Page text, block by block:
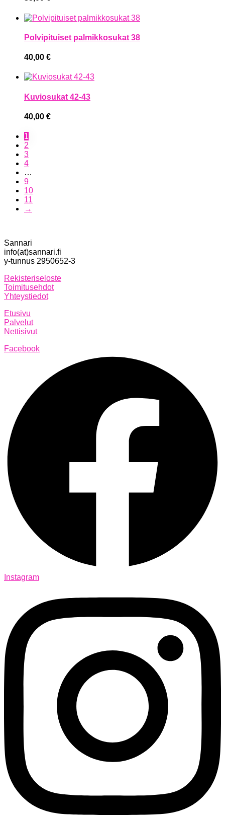
Polvipituiset palmikkosukat 38
40,00 €
Kuviosukat 42-43
40,00 €
1
2
3
4
…
9
10
11
→
Sannari
info(at)sannari.fi
y-tunnus 2950652-3
Rekisteriseloste
Toimitusehdot
Yhteystiedot
Etusivu
Palvelut
Nettisivut
Facebook
Instagram